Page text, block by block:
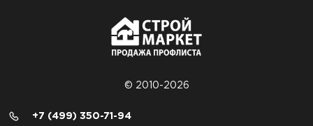
© 2010-2026
+7 (499) 350-71-94